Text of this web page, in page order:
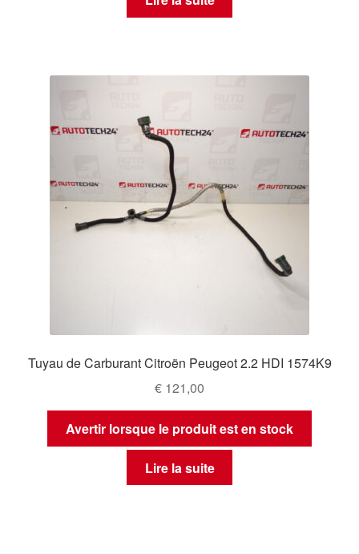
Tuyau de Carburant Citroën Peugeot 2.2 HDI 1574K9
€ 121,00
Avertir lorsque le produit est en stock
Lire la suite